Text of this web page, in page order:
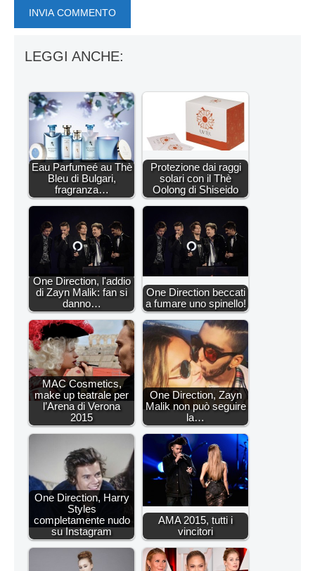
LEGGI ANCHE:
Eau Parfumeé au Thè
Bleu di Bulgari,
fragranza…
Protezione dai raggi
solari con il Thè
Oolong di Shiseido
One Direction, l'addio
di Zayn Malik: fan si
danno…
One Direction beccati
a fumare uno spinello!
MAC Cosmetics,
make up teatrale per
l’Arena di Verona
2015
One Direction, Zayn
Malik non può seguire
la…
One Direction, Harry
Styles
completamente nudo
su Instagram
AMA 2015, tutti i
vincitori